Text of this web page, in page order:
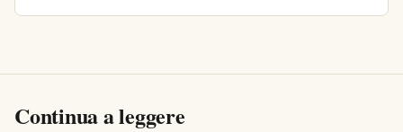
Continua a leggere